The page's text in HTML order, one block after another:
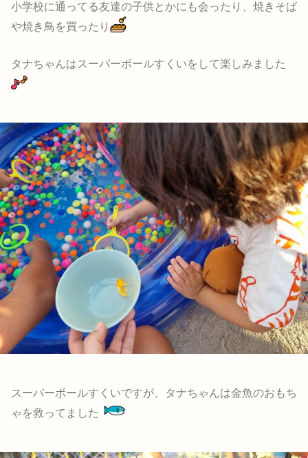
小学校に通ってる友達の子供とかにも会ったり、焼きそば
や焼き鳥を買ったり
タナちゃんはスーパーボールすくいをして楽しみました
スーパーボールすくいですが、タナちゃんは金魚のおもち
ゃを救ってました